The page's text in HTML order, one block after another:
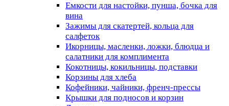
Емкости для настойки, пунша, бочка для
вина
Зажимы для скатертей, кольца для
салфеток
Икорницы, масленки, ложки, блюдца и
салатники для комплимента
Кокотницы, кокильницы, подставки
Корзины для хлеба
Кофейники, чайники, френч-прессы
Крышки для подносов и корзин